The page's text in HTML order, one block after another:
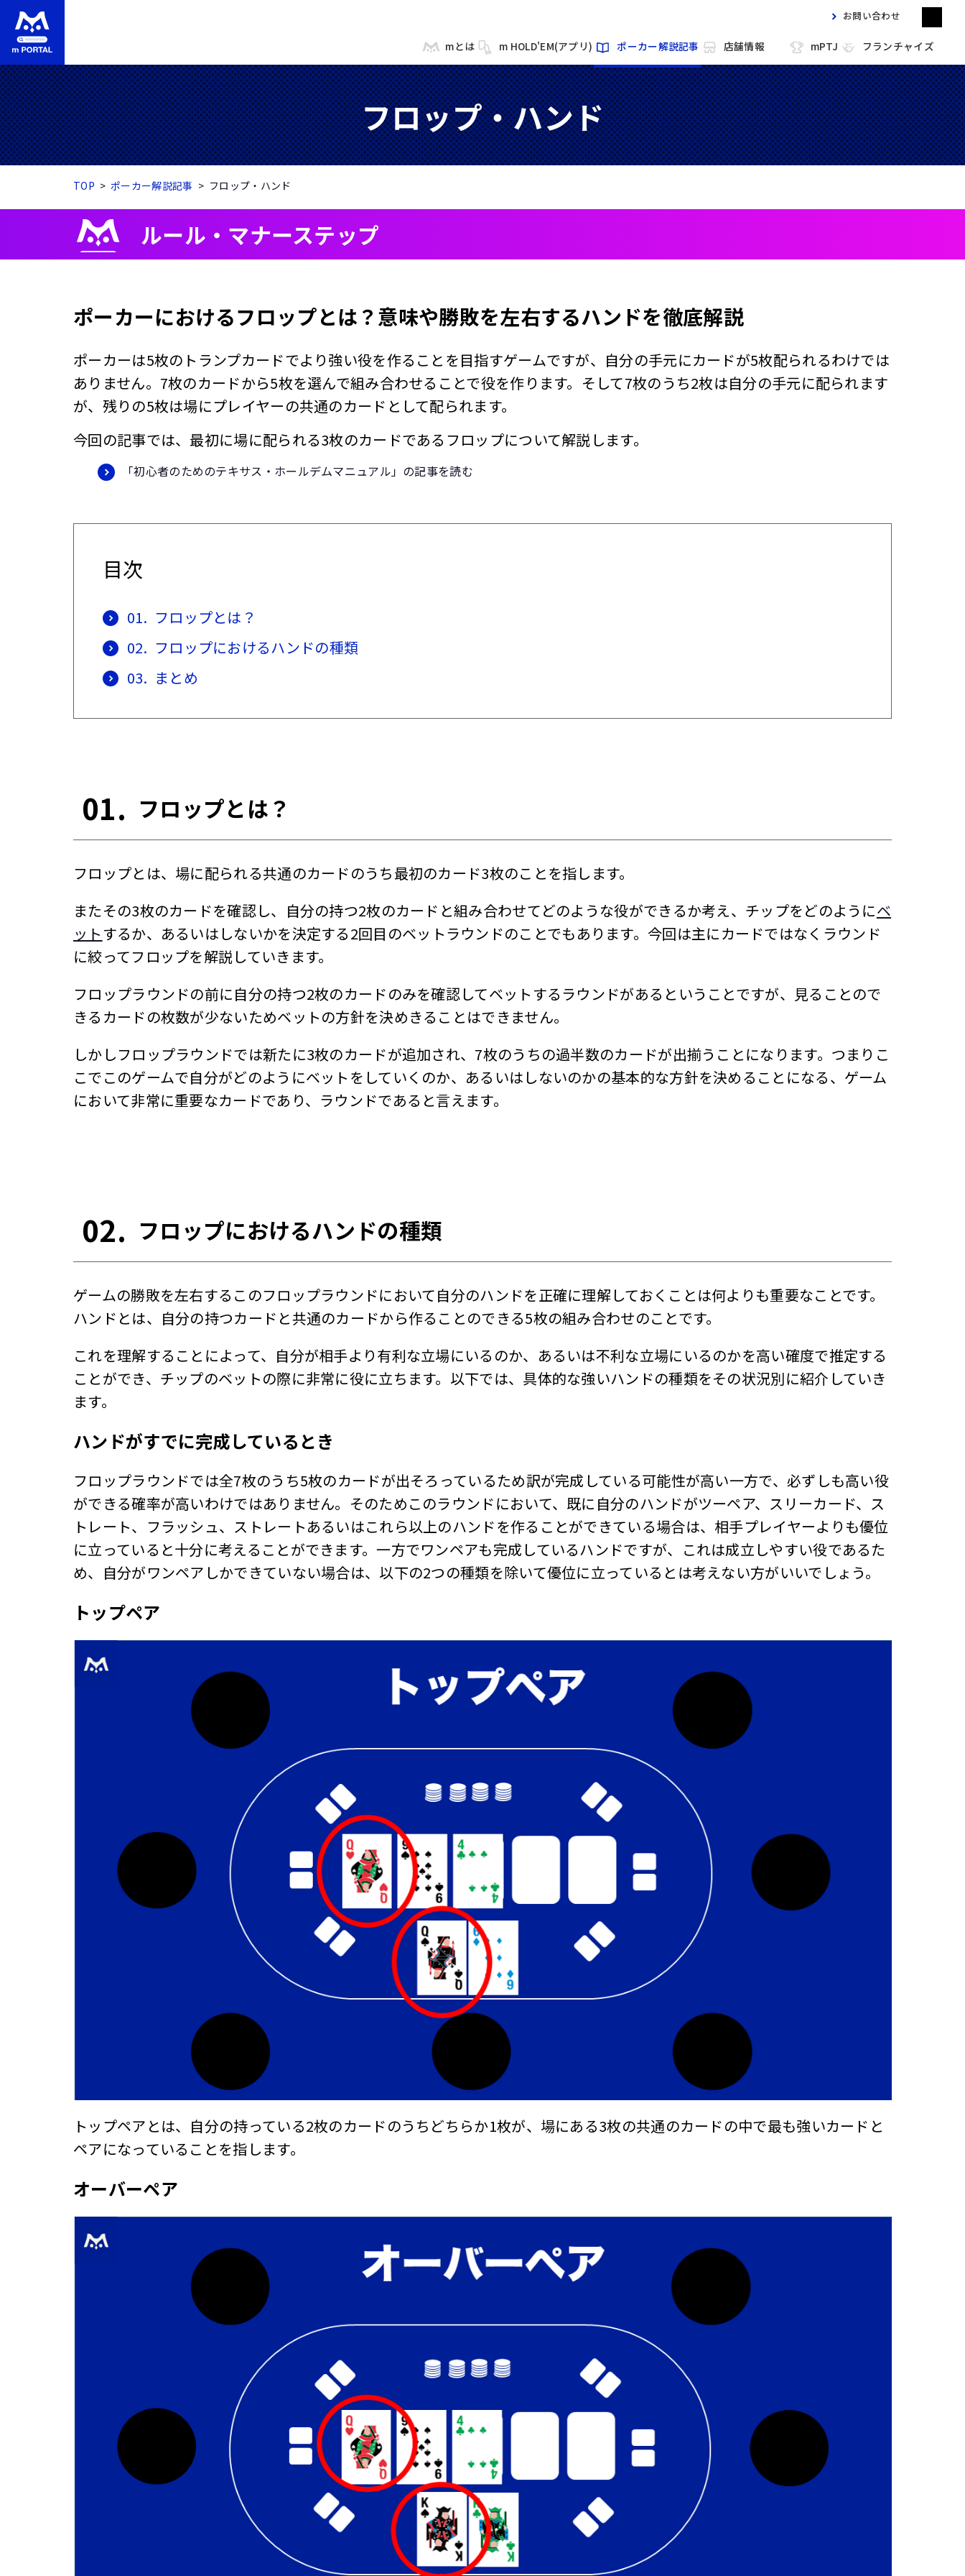
mとは m HOLD'EM(アプリ) ポーカー解説記事 店舗情報
m HOLD'EM 目黒
m HOLD'EM 馬車道
m HOLD'EM 西宮
m HOLD'EM 中洲
mPTJ フランチャイズ
お問い合わせ
フロップ・ハンド
TOP ポーカー解説記事 フロップ・ハンド
ルール・マナーステップ
ポーカーにおけるフロップとは？意味や勝敗を左右するハンドを徹底解説
ポーカーは5枚のトランプカードでより強い役を作ることを目指すゲームですが、自分の手元にカードが5枚配られるわけでは
ありません。7枚のカードから5枚を選んで組み合わせることで役を作ります。そして7枚のうち2枚は自分の手元に配られます
が、残りの5枚は場にプレイヤーの共通のカードとして配られます。
今回の記事では、最初に場に配られる3枚のカードであるフロップについて解説します。
「初心者のためのテキサス・ホールデムマニュアル」の記事を読む
目次
01. フロップとは？
02. フロップにおけるハンドの種類
03. まとめ
01. フロップとは？
フロップとは、場に配られる共通のカードのうち最初のカード3枚のことを指します。
またその3枚のカードを確認し、自分の持つ2枚のカードと組み合わせてどのような役ができるか考え、チップをどのようにベ
ット するか、あるいはしないかを決定する2回目のベットラウンドのことでもあります。今回は主にカードではなくラウンド
に絞ってフロップを解説していきます。
フロップラウンドの前に自分の持つ2枚のカードのみを確認してベットするラウンドがあるということですが、見ることので
きるカードの枚数が少ないためベットの方針を決めきることはできません。
しかしフロップラウンドでは新たに3枚のカードが追加され、7枚のうちの過半数のカードが出揃うことになります。つまりこ
こでこのゲームで自分がどのようにベットをしていくのか、あるいはしないのかの基本的な方針を決めることになる、ゲーム
において非常に重要なカードであり、ラウンドであると言えます。
02. フロップにおけるハンドの種類
ゲームの勝敗を左右するこのフロップラウンドにおいて自分のハンドを正確に理解しておくことは何よりも重要なことです。
ハンドとは、自分の持つカードと共通のカードから作ることのできる5枚の組み合わせのことです。
これを理解することによって、自分が相手より有利な立場にいるのか、あるいは不利な立場にいるのかを高い確度で推定する
ことができ、チップのベットの際に非常に役に立ちます。以下では、具体的な強いハンドの種類をその状況別に紹介していき
ます。
ハンドがすでに完成しているとき
フロップラウンドでは全7枚のうち5枚のカードが出そろっているため訳が完成している可能性が高い一方で、必ずしも高い役
ができる確率が高いわけではありません。そのためこのラウンドにおいて、既に自分のハンドがツーペア、スリーカード、ス
トレート、フラッシュ、ストレートあるいはこれら以上のハンドを作ることができている場合は、相手プレイヤーよりも優位
に立っていると十分に考えることができます。一方でワンペアも完成しているハンドですが、これは成立しやすい役であるた
め、自分がワンペアしかできていない場合は、以下の2つの種類を除いて優位に立っているとは考えない方がいいでしょう。
トップペア
トップペアとは、自分の持っている2枚のカードのうちどちらか1枚が、場にある3枚の共通のカードの中で最も強いカードと
ペアになっていることを指します。
オーバーペア